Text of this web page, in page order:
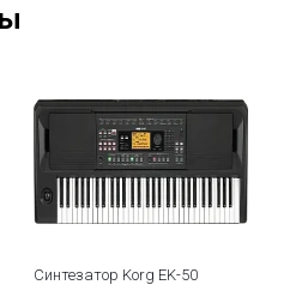
Синтезатор Korg EK-50